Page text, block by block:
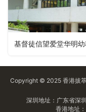
Copyright © 2025 香港拔
深圳地址：广东省深
香港地址